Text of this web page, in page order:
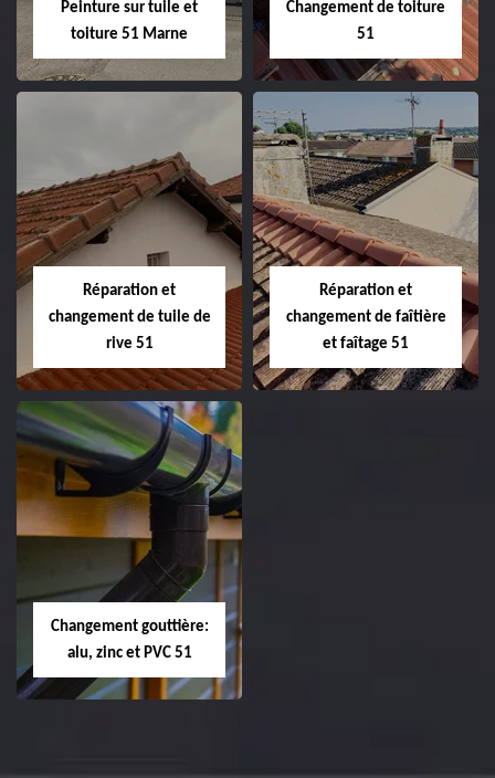
Peinture sur tuile et
toiture 51 Marne
Peinture sur tuile
et toiture 51
Marne
Changement de toiture
51
Changement de
toiture 51
Réparation et
changement de tuile de
rive 51
Réparation et
changement de
tuile de rive 51
Réparation et
changement de faîtière
et faîtage 51
Changement gouttière:
alu, zinc et PVC 51